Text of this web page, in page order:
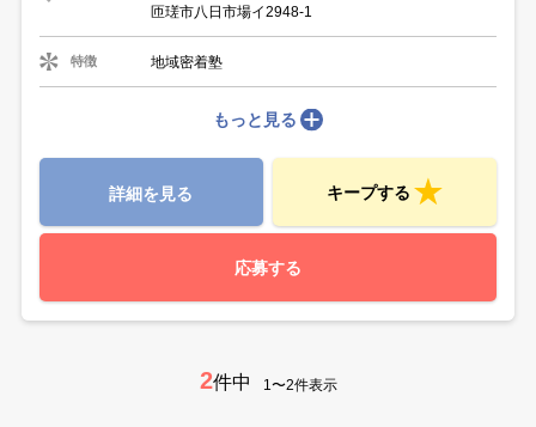
匝瑳市八日市場イ2948-1
特徴 地域密着塾
もっと見る
詳細を見る キープする
応募する
2件中 1〜2件表示